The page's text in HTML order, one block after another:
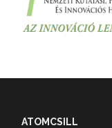
ATOMCSILL